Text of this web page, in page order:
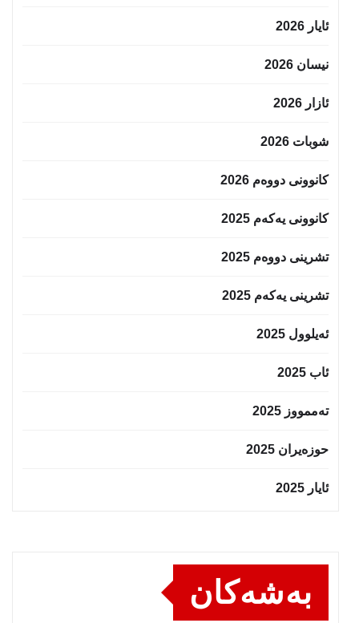
ئایار 2026
نیسان 2026
ئازار 2026
شوبات 2026
کانوونی دووەم 2026
کانوونی یەکەم 2025
تشرینی دووەم 2025
تشرینی یەکەم 2025
ئەیلوول 2025
ئاب 2025
تەممووز 2025
حوزه‌یران 2025
ئایار 2025
بەشەکان